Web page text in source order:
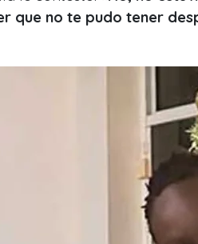
que no te pudo tener